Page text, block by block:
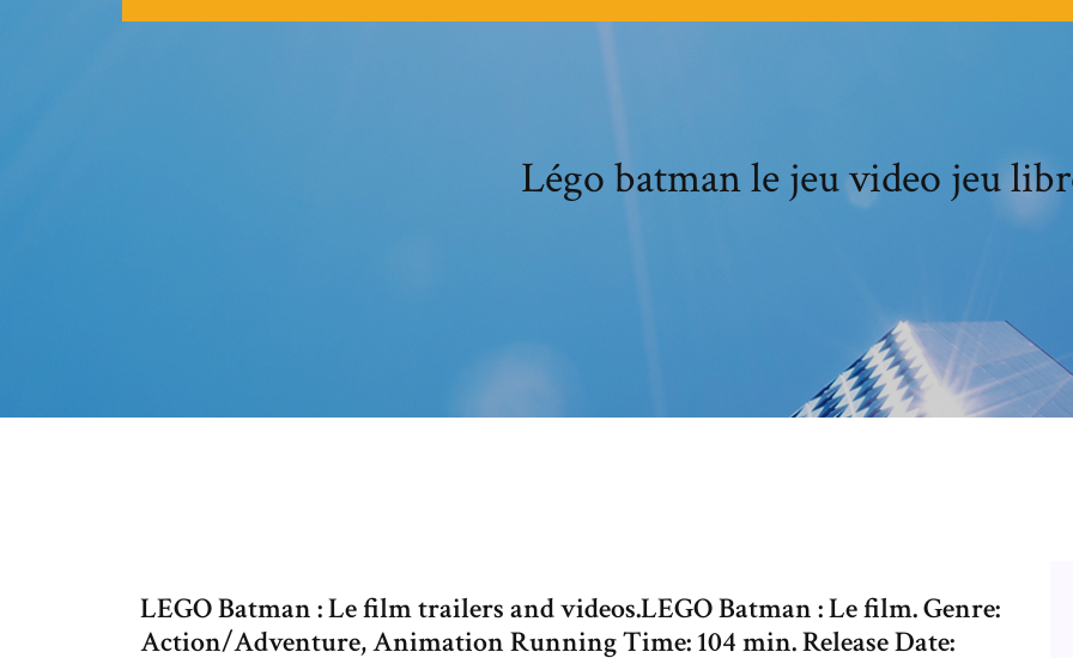
Légo batman le jeu video jeu
LEGO Batman : Le film trailers and videos.LEGO Batman : Le film. Genre:
Action/Adventure, Animation Running Time: 104 min. Release Date: